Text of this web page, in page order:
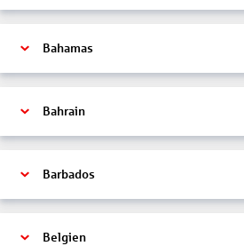
Bahamas
Bahrain
Barbados
Belgien